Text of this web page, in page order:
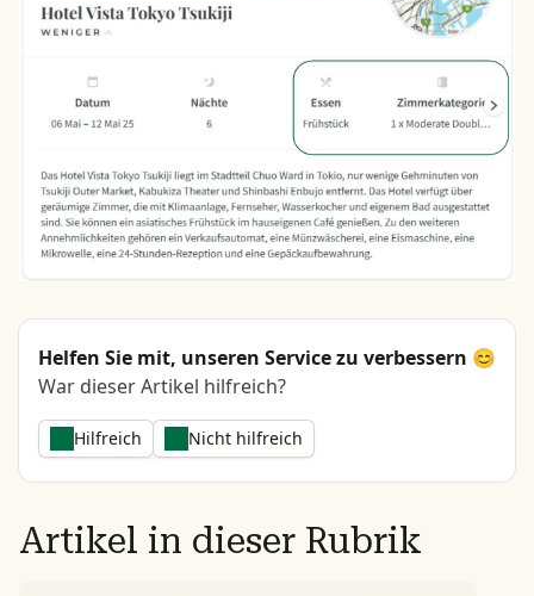
Helfen Sie mit, unseren Service zu verbessern 😊
War dieser Artikel hilfreich?
Hilfreich Nicht hilfreich
Artikel in dieser Rubrik